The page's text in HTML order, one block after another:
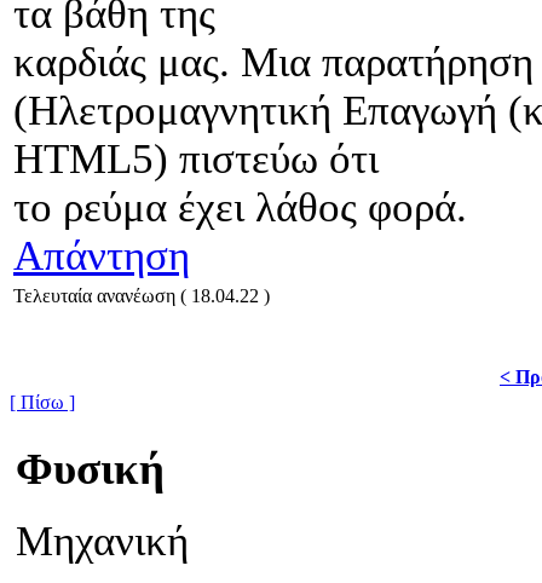
τα βάθη της
καρδιάς μας. Μια
(Ηλετρομαγνητική Επαγωγή
HTML5) πιστεύω ότι
το ρεύμα έχει λάθος φορά.
Απάντηση
Τελευταία ανανέωση ( 18.04.22 )
<
[ Πίσω ]
Φυσική
Μηχανική